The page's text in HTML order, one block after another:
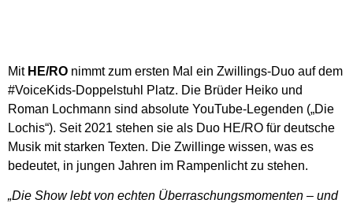
Mit HE/RO nimmt zum ersten Mal ein Zwillings-Duo auf dem
#VoiceKids-Doppelstuhl Platz. Die Brüder Heiko und
Roman Lochmann sind absolute YouTube-Legenden („Die
Lochis“). Seit 2021 stehen sie als Duo HE/RO für deutsche
Musik mit starken Texten. Die Zwillinge wissen, was es
bedeutet, in jungen Jahren im Rampenlicht zu stehen.
„Die Show lebt von echten Überraschungsmomenten – und